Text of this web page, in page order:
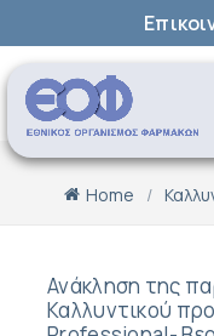
Home
Ανάκληση της
Καλλυντικού